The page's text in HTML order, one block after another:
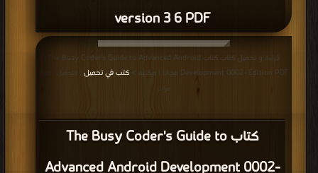
version 3 6 PDF
كتاب The Busy Coder's Guide to
قراءة و تحميل كتاب كتاب The Busy Coder's Guide to Advanced Android
Development 0002- Edition PDF مجانا | مكتبة >
كتب في تحميل
| التحميل : مرة/
مرات